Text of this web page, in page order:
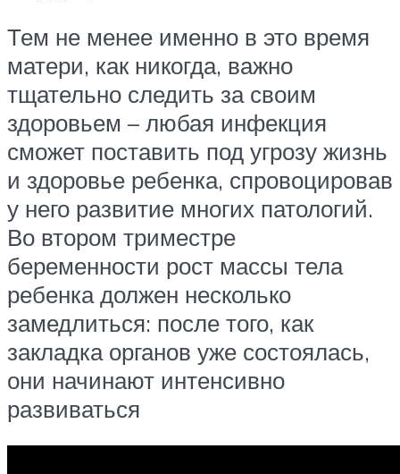
Тем не менее именно в это время
матери, как никогда, важно
тщательно следить за своим
здоровьем – любая инфекция
сможет поставить под угрозу жизнь
и здоровье ребенка, спровоцировав
у него развитие многих патологий.
Во втором триместре
беременности рост массы тела
ребенка должен несколько
замедлиться: после того, как
закладка органов уже состоялась,
они начинают интенсивно
развиваться